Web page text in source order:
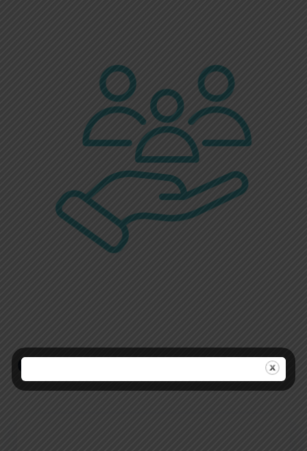
Cotice su seguro